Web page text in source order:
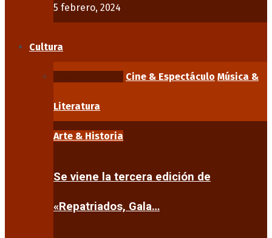
5 febrero, 2024
Cultura
Cine & Espectáculo Música &
Literatura
Arte & Historia
Se viene la tercera edición de
«Repatriados, Gala…